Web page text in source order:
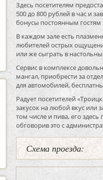
Здесь посетителям
500 до 800 рублей в час и
бонусы постоянным
В каждом зале есть
любителей острых
или же сыграть в
Сервис в комплексе
мангал, приобрести за
для автомобилей,
Радует посетителей
закусок на любой вкус или
том числе и пива, его
обговорив это с
Схема проезда: